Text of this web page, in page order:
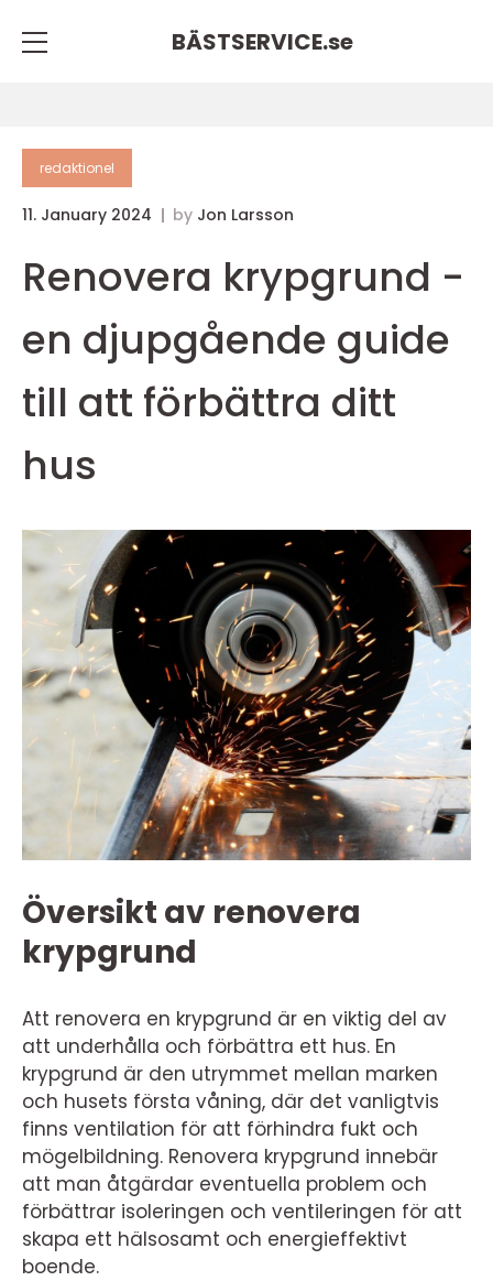
BÄSTSERVICE.se
redaktionel
11. January 2024 by Jon Larsson
Renovera krypgrund -
en djupgående guide
till att förbättra ditt
hus
Översikt av renovera
krypgrund
Att renovera en krypgrund är en viktig del av
att underhålla och förbättra ett hus. En
krypgrund är den utrymmet mellan marken
och husets första våning, där det vanligtvis
finns ventilation för att förhindra fukt och
mögelbildning. Renovera krypgrund innebär
att man åtgärdar eventuella problem och
förbättrar isoleringen och ventileringen för att
skapa ett hälsosamt och energieffektivt
boende.